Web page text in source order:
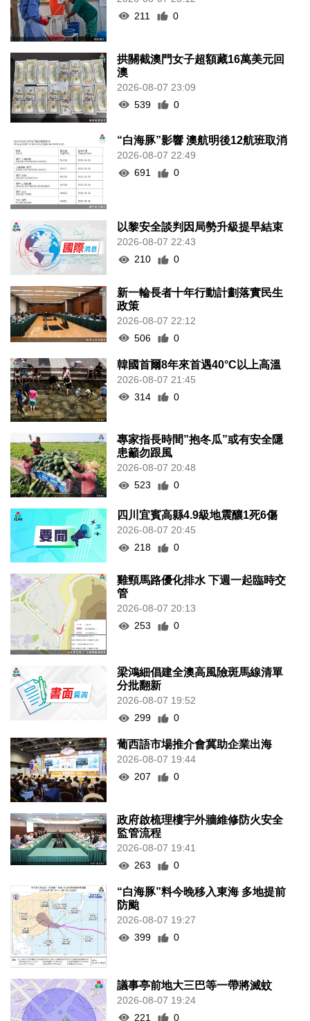
211
0
拱關截澳門女子超額藏16萬美元回
澳
2026-08-07 23:09
539
0
“白海豚”影響 澳航明後12航班取消
2026-08-07 22:49
691
0
以黎安全談判因局勢升級提早結束
2026-08-07 22:43
210
0
新一輪長者十年行動計劃落實民生
政策
2026-08-07 22:12
506
0
韓國首爾8年來首遇40°C以上高溫
2026-08-07 21:45
314
0
專家指長時間”抱冬瓜”或有安全隱
患籲勿跟風
2026-08-07 20:48
523
0
四川宜賓高縣4.9級地震釀1死6傷
2026-08-07 20:45
218
0
雞頸馬路優化排水 下週一起臨時交
管
2026-08-07 20:13
253
0
梁鴻細倡建全澳高風險斑馬線清單
分批翻新
2026-08-07 19:52
299
0
葡西語市場推介會冀助企業出海
2026-08-07 19:44
207
0
政府啟梳理樓宇外牆維修防火安全
監管流程
2026-08-07 19:41
263
0
“白海豚”料今晚移入東海 多地提前
防颱
2026-08-07 19:27
399
0
議事亭前地大三巴等一帶將滅蚊
2026-08-07 19:24
221
0